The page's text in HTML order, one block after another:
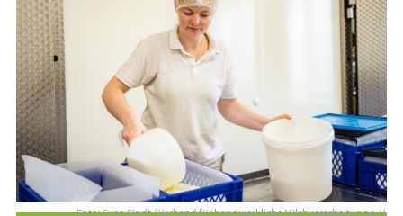
Foto: Sven Sindt / Verband für handwerkliche Milchverarbeitung e. V.